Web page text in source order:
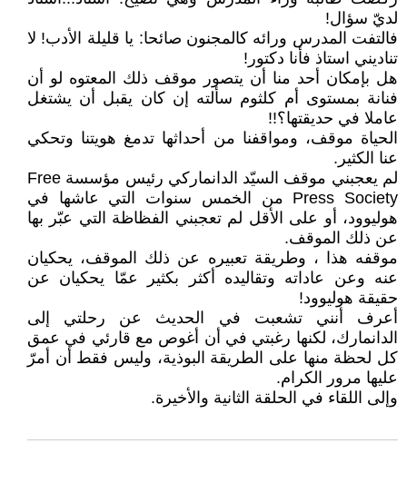
لديّ سؤال!
فالتفت المدرس ورائه كالمجنون صائحا: يا قليلة الأدب! لا
تناديني استاذ فأنا دكتور!
هل بإمكان أحد منا أن يتصور موقف ذلك المعتوه لو أن
فنانة بمستوى أم كلثوم سألته إن كان يقبل أن يشتغل
عاملا في حديقتها؟!!
الحياة موقف، ومواقفنا من أحداثها تدمغ هويتنا وتحكي
عنا الكثير.
لم يعجبني موقف السيّد الدانماركي رئيس مؤسسة Free
Press Society من الخمس سنوات التي عاشها في
هوليوود، أو على الأقل لم تعجبني الفظاظة التي عبّر بها
عن ذلك الموقف.
موقفه هذا ، وطريقة تعبيره عن ذلك الموقف، يحكيان
عنه وعن عاداته وتقاليده أكثر بكثير عمّا يحكيان عن
حقيقة هوليوود!
أعرف أنني تشعبت في الحديث عن رحلتي إلى
الدانمارك، لكنها رغبتي في أن أغوص مع قارئي في عمق
كل لحظة منها على الطريقة البوذية، وليس فقط أن أمرّ
عليها مرور الكرام.
وإلى اللقاء في الحلقة الثانية والأخيرة.